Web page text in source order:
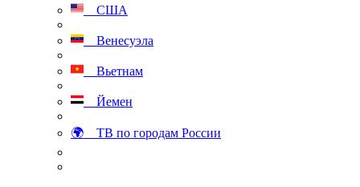
США
Венесуэла
Вьетнам
Йемен
🌍 ТВ по городам России